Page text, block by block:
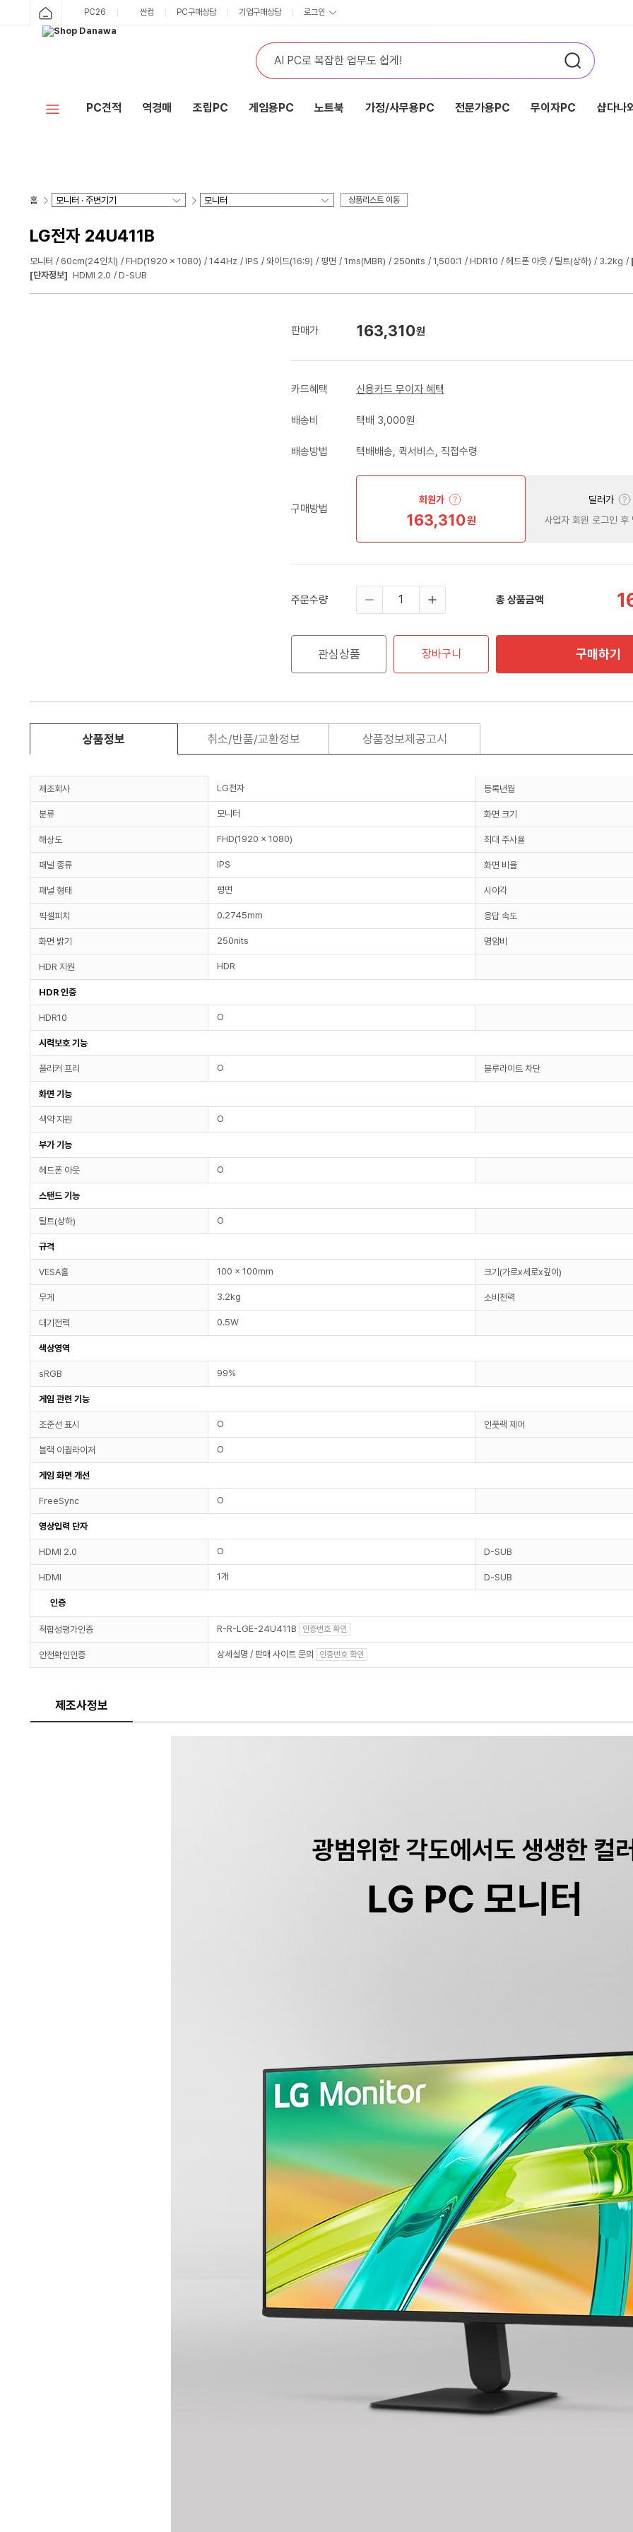
PC26 싼컴 PC구매상담 기업구매상담 로그인
PC견적 역경매 조립PC 게임용PC 노트북 가정/사무용PC 전문가용PC 무이자PC 샵다나
홈 상품리스트 이동
LG전자 24U411B
모니터 60cm(24인치) FHD(1920 x 1080) 144Hz IPS 와이드(16:9) 평면 1ms(MBR) 250nits 1,500:1 HDR10 헤드폰 아웃 틸트(상하) 3.2kg
[단자정보] HDMI 2.0 D-SUB
판매가 163,310원
카드혜택 신용카드 무이자 혜택
배송비 택배 3,000원
배송방법 택배배송, 퀵서비스, 직접수령
구매방법
회원가
163,310원
딜러가
사업자 회원 로그인 후
주문수량 총 상품금액
관심상품 장바구니 구매하기
상품정보 취소/반품/교환정보 상품정보제공고시
제조회사 LG전자 등록년월
분류 모니터 화면 크기
해상도 FHD(1920 x 1080) 최대 주사율
패널 종류 IPS 화면 비율
패널 형태 평면 시야각
픽셀피치 0.2745mm 응답 속도
화면 밝기 250nits 명암비
HDR 지원 HDR
HDR 인증
HDR10 O
시력보호 기능
플리커 프리 O 블루라이트 차단
화면 기능
색약 지원 O
부가 기능
헤드폰 아웃 O
스탠드 기능
틸트(상하) O
규격
VESA홀 100 x 100mm 크기(가로x세로x깊이)
무게 3.2kg 소비전력
대기전력 0.5W
색상영역
sRGB 99%
게임 관련 기능
조준선 표시 O 인풋랙 제어
블랙 이퀄라이저 O
게임 화면 개선
FreeSync O
영상입력 단자
HDMI 2.0 O D-SUB
HDMI 1개 D-SUB
인증
적합성평가인증 R-R-LGE-24U411B 인증번호 확인
안전확인인증 상세설명 / 판매 사이트 문의 인증번호 확인
제조사정보